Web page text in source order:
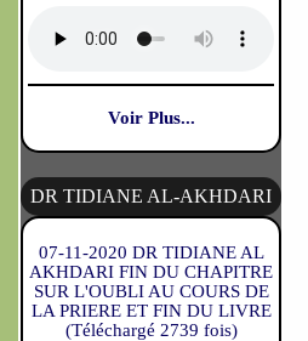
Voir Plus...
DR TIDIANE AL-AKHDARI
07-11-2020 DR TIDIANE AL
AKHDARI FIN DU CHAPITRE
SUR L'OUBLI AU COURS DE
LA PRIERE ET FIN DU LIVRE
(Téléchargé 2739 fois)